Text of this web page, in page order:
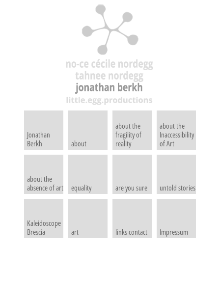
Jonathan
Berkh
about
about the
fragility of
reality
about the
Inaccessibility
of Art
about the
absence of art
equality are you sure untold stories
Kaleidoscope
Brescia
art links contact Impressum